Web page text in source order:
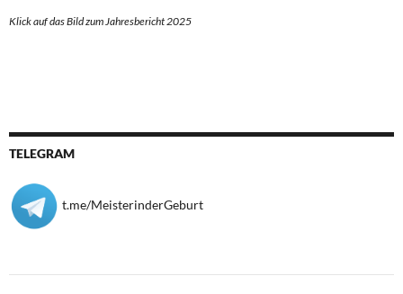
Klick auf das Bild zum Jahresbericht 2025
TELEGRAM
t.me/MeisterinderGeburt